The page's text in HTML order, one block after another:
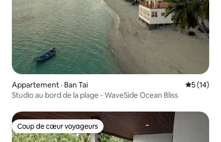
Appartement · Ban Tai Note
5 (14)
Studio au bord de la plage - WaveSide Ocean Bliss
Coup de cœur voyageurs
Coup de cœur voyageurs